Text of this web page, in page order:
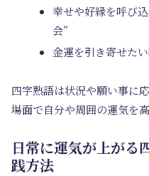
幸せや好縁を呼び
会”
金運を引き寄せた
四字熟語は状況や願い事に
場面で自分や周囲の運気を
日常に運気が上がる
践方法